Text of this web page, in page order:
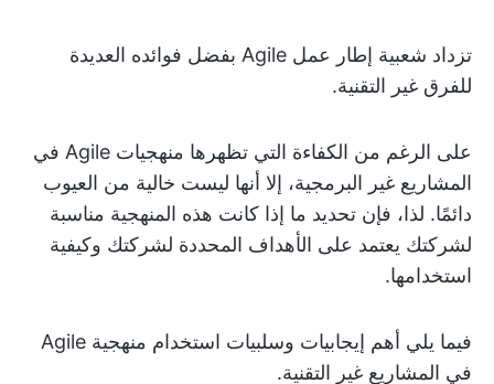
تزداد شعبية إطار عمل Agile بفضل فوائده العديدة
للفرق غير التقنية.
على الرغم من الكفاءة التي تظهرها منهجيات Agile في
المشاريع غير البرمجية، إلا أنها ليست خالية من العيوب
دائمًا. لذا، فإن تحديد ما إذا كانت هذه المنهجية مناسبة
لشركتك يعتمد على الأهداف المحددة لشركتك وكيفية
استخدامها.
فيما يلي أهم إيجابيات وسلبيات استخدام منهجية Agile
في المشاريع غير التقنية.